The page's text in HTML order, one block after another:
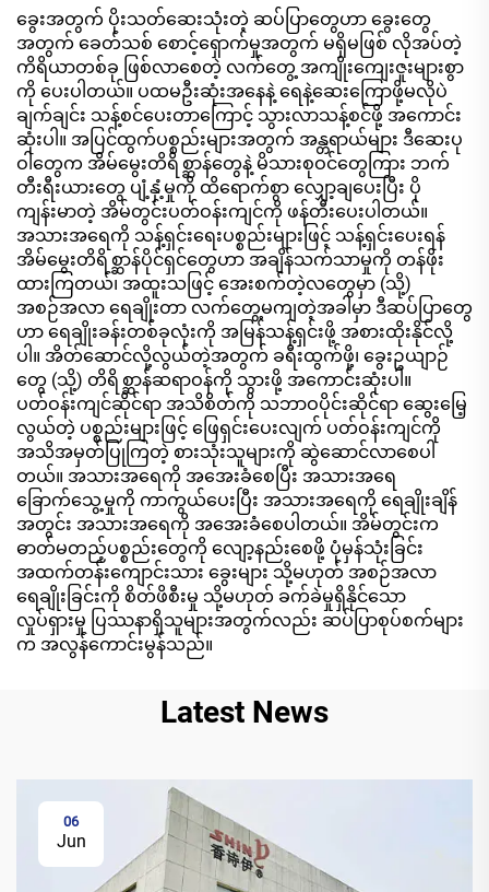
စိုစွတ်သော ပဝါများ သန့်စင်
မှုနှုန်းသည် ၉၉.၉% အထိရှိ
သည်။
ခွေးအတွက် ပိုးသတ်ဆေးသုံးတဲ့ ဆပ်ပြာတွေဟာ ခွေးတွေ
အတွက် ခေတ်သစ် စောင့်ရှောက်မှုအတွက် မရှိမဖြစ် လိုအပ်တဲ့
ကိရိယာတစ်ခု ဖြစ်လာစေတဲ့ လက်တွေ့ အကျိုးကျေးဇူးများစွာ
ကို ပေးပါတယ်။ ပထမဦးဆုံးအနေနဲ့ ရေနဲ့ဆေးကြောဖို့မလိုပဲ
ချက်ချင်း သန့်စင်ပေးတာကြောင့် သွားလာသန့်စင်ဖို့ အကောင်း
ဆုံးပါ။ အပြင်ထွက်ပစ္စည်းများအတွက် အန္တရာယ်များ ဒီဆေးပု
ဝါတွေက အိမ်မွေးတိရိစ္ဆာန်တွေနဲ့ မိသားစုဝင်တွေကြား ဘက်
တီးရီးယားတွေ ပျံ့နှံ့မှုကို ထိရောက်စွာ လျှော့ချပေးပြီး ပို
ကျန်းမာတဲ့ အိမ်တွင်းပတ်ဝန်းကျင်ကို ဖန်တီးပေးပါတယ်။
အသားအရေကို သန့်ရှင်းရေးပစ္စည်းများဖြင့် သန့်ရှင်းပေးရန်
အိမ်မွေးတိရိစ္ဆာန်ပိုင်ရှင်တွေဟာ အချိန်သက်သာမှုကို တန်ဖိုး
ထားကြတယ်၊ အထူးသဖြင့် အေးစက်တဲ့လတွေမှာ (သို့)
အစဉ်အလာ ရေချိုးတာ လက်တွေ့မကျတဲ့အခါမှာ ဒီဆပ်ပြာတွေ
ဟာ ရေချိုးခန်းတစ်ခုလုံးကို အမြန်သန့်ရှင်းဖို့ အစားထိုးနိုင်လို့
ပါ။ အိတ်ဆောင်လို့လွယ်တဲ့အတွက် ခရီးထွက်ဖို့၊ ခွေးဥယျာဉ်
တွေ (သို့) တိရိစ္ဆာန်ဆရာဝန်ကို သွားဖို့ အကောင်းဆုံးပါ။
ပတ်ဝန်းကျင်ဆိုင်ရာ အသိစိတ်ကို သဘာဝပိုင်းဆိုင်ရာ ဆွေးမြေ့
လွယ်တဲ့ ပစ္စည်းများဖြင့် ဖြေရှင်းပေးလျက် ပတ်ဝန်းကျင်ကို
အသိအမှတ်ပြုကြတဲ့ စားသုံးသူများကို ဆွဲဆောင်လာစေပါ
တယ်။ အသားအရေကို အအေးခံစေပြီး အသားအရေ
ခြောက်သွေ့မှုကို ကာကွယ်ပေးပြီး အသားအရေကို ရေချိုးချိန်
အတွင်း အသားအရေကို အအေးခံစေပါတယ်။ အိမ်တွင်းက
ဓာတ်မတည့်ပစ္စည်းတွေကို လျော့နည်းစေဖို့ ပုံမှန်သုံးခြင်း
အထက်တန်းကျောင်းသား ခွေးများ သို့မဟုတ် အစဉ်အလာ
ရေချိုးခြင်းကို စိတ်ဖိစီးမှု သို့မဟုတ် ခက်ခဲမှုရှိနိုင်သော
လှုပ်ရှားမှု ပြဿနာရှိသူများအတွက်လည်း ဆပ်ပြာစုပ်စက်များ
က အလွန်ကောင်းမွန်သည်။
Latest News
06
Jun